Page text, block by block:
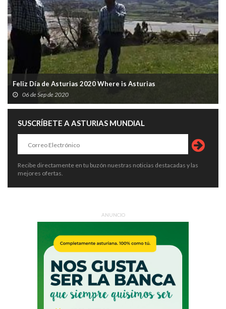
Feliz Día de Asturias 2020 Where is Asturias
06 de Sep de 2020
SUSCRÍBETE A ASTURIAS MUNDIAL
Recibe directamente en tu buzón nuestras noticias destacadas y las
mejores ofertas.
ANUNCIO